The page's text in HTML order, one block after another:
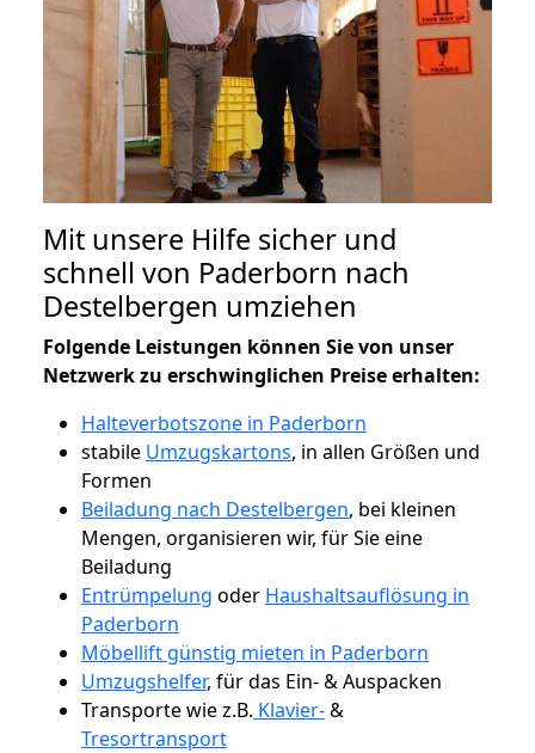
Mit unsere Hilfe sicher und
schnell von Paderborn nach
Destelbergen umziehen
Folgende Leistungen können Sie von unser
Netzwerk zu erschwinglichen Preise erhalten:
Halteverbotszone in Paderborn
stabile Umzugskartons, in allen Größen und
Formen
Beiladung nach Destelbergen, bei kleinen
Mengen, organisieren wir, für Sie eine
Beiladung
Entrümpelung oder Haushaltsauflösung in
Paderborn
Möbellift günstig mieten in Paderborn
Umzugshelfer, für das Ein- & Auspacken
Transporte wie z.B. Klavier-&
Tresortransport